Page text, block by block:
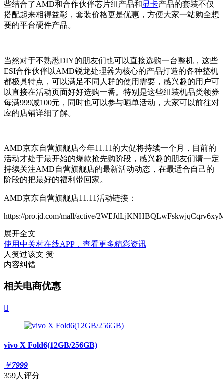
些结合了AMD和合作伙伴芯片组产品和显卡产品的套装不仅
搭配起来相得益彰，套装价格更是优惠，方便大家一站购全想
要的平台硬件产品。
当然对于不熟悉DIY的朋友们也可以直接选购一台整机，这些
ESI合作伙伴以AMD锐龙处理器为核心的产品打造的各种整机
都极具特点，可以满足不同人群的使用需要，感兴趣的用户可
以直接在活动页面好好选购一番。特别是这些组装机品类领券
每满999减100元，同时也可以参与晒单活动，大家可以前往对
应的店铺详细了解。
AMD京东自营旗舰店今年11.11的大促将持续一个月，目前的
活动才处于最开始的爆款抢先购阶段，感兴趣的朋友们请一定
持续关注AMD自营旗舰店的最新活动动态，在最适合自己的
阶段的把最好的福利带回家。
AMD京东自营旗舰店11.11活动链接：
https://pro.jd.com/mall/active/
展开全文
使用中关村在线APP，查看更多精彩资讯
人赞过该文 赞
内容纠错
相关电商优惠

vivo X Fold6(12GB/256GB)
￥7999
359人评分